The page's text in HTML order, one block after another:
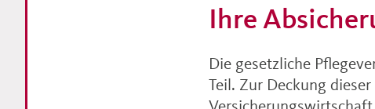
Ihre
Die gesetzliche
Teil. Zur Deckung